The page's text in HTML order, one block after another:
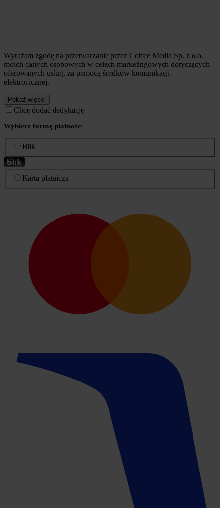
Wyrażam zgodę na przetwarzanie przez Coffee Media Sp. z o.o.
moich danych osobowych w celach marketingowych dotyczących
oferowanych usług, za pomocą środków komunikacji
elektronicznej.
Pokaż więcej
Chcę dodać dedykację
Wybierz formę płatności
Blik
Karta płatnicza